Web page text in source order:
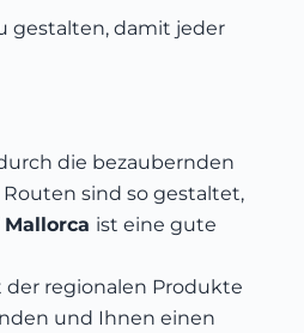
gestalten, damit jeder
die bezaubernden
sind so gestaltet,
ist eine gute
regionalen Produkte
und Ihnen einen